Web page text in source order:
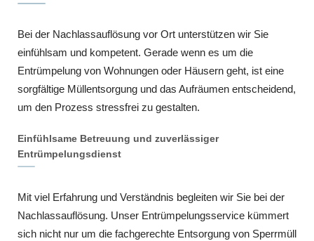
Bei der Nachlassauflösung vor Ort unterstützen wir Sie
einfühlsam und kompetent. Gerade wenn es um die
Entrümpelung von Wohnungen oder Häusern geht, ist eine
sorgfältige Müllentsorgung und das Aufräumen entscheidend,
um den Prozess stressfrei zu gestalten.
Einfühlsame Betreuung und zuverlässiger
Entrümpelungsdienst
Mit viel Erfahrung und Verständnis begleiten wir Sie bei der
Nachlassauflösung. Unser Entrümpelungsservice kümmert
sich nicht nur um die fachgerechte Entsorgung von Sperrmüll